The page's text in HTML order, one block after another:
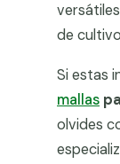
de
Si estas
mallas
olvides